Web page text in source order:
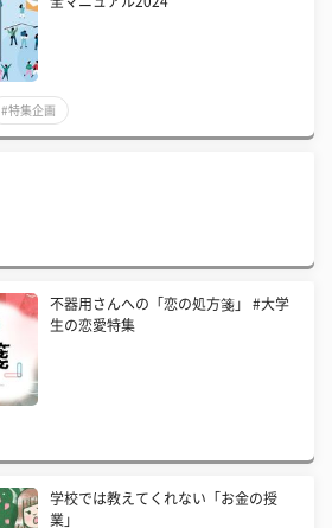
#特集企画
不器用さんへの「恋の処方箋」 #大学
生の恋愛特集
学校では教えてくれない「お金の授
業」